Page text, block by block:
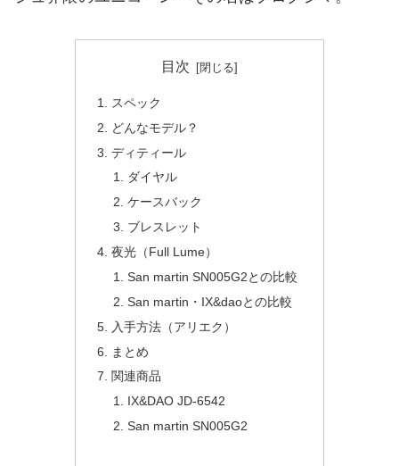
目次
スペック
どんなモデル？
ディティール
ダイヤル
ケースバック
ブレスレット
夜光（Full Lume）
San martin SN005G2との比較
San martin・IX&daoとの比較
入手方法（アリエク）
まとめ
関連商品
IX&DAO JD-6542
San martin SN005G2